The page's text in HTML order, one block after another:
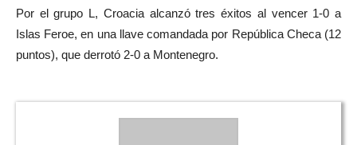
Por el grupo L, Croacia alcanzó tres éxitos al vencer 1-0 a
Islas Feroe, en una llave comandada por República Checa (12
puntos), que derrotó 2-0 a Montenegro.